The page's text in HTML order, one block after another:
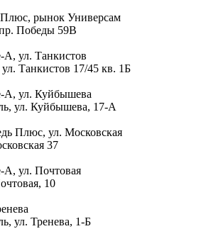
рынок Универсам
Победы 59В
А, ул. Танкистов
ул. Танкистов 17/45 кв. 1Б
А, ул. Куйбышева
ул. Куйбышева, 17-А
Плюс, ул. Московская
37
А, ул. Почтовая
10
ул. Тренева, 1-Б